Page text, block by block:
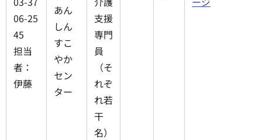
06-25
45
担当
者：
伊藤
あん
しん
すこ
やか
セン
ター
支援
専門
員
（そ
れぞ
れ若
干
名）